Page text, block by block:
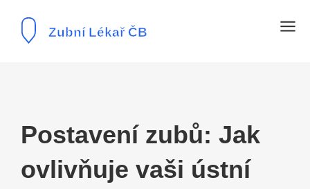
Postavení zubů: Jak
ovlivňuje vaši ústní